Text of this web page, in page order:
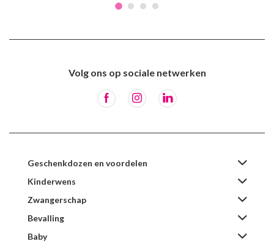
Volg ons op sociale netwerken
Geschenkdozen en voordelen
Kinderwens
Zwangerschap
Bevalling
Baby